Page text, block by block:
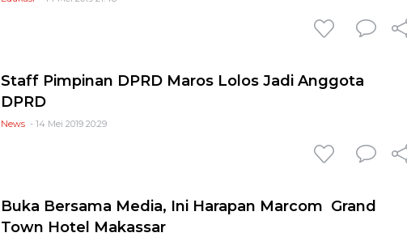
Staff Pimpinan DPRD Maros Lolos Jadi Anggota
DPRD
News - 14 Mei 2019 20:29
Buka Bersama Media, Ini Harapan Marcom Grand
Town Hotel Makassar